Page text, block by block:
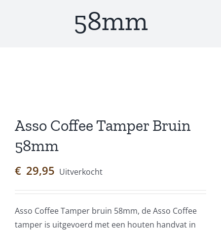
58mm
Asso Coffee Tamper Bruin
58mm
€ 29,95 Uitverkocht
Asso Coffee Tamper bruin 58mm, de Asso Coffee
tamper is uitgevoerd met een houten handvat in